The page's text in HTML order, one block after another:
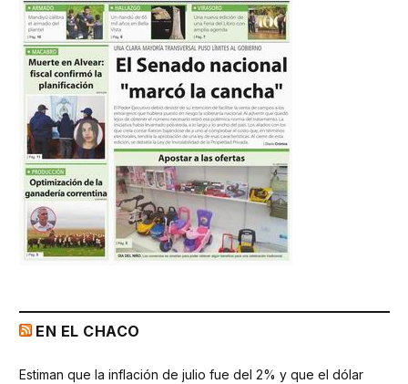
EN EL CHACO
Estiman que la inflación de julio fue del 2% y que el dólar